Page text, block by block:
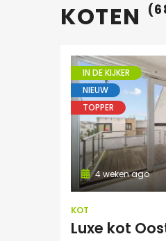
KOTEN
IN DE KIJKER
NIEUW
TOPPER
4 weken ago
KOT
Luxe kot